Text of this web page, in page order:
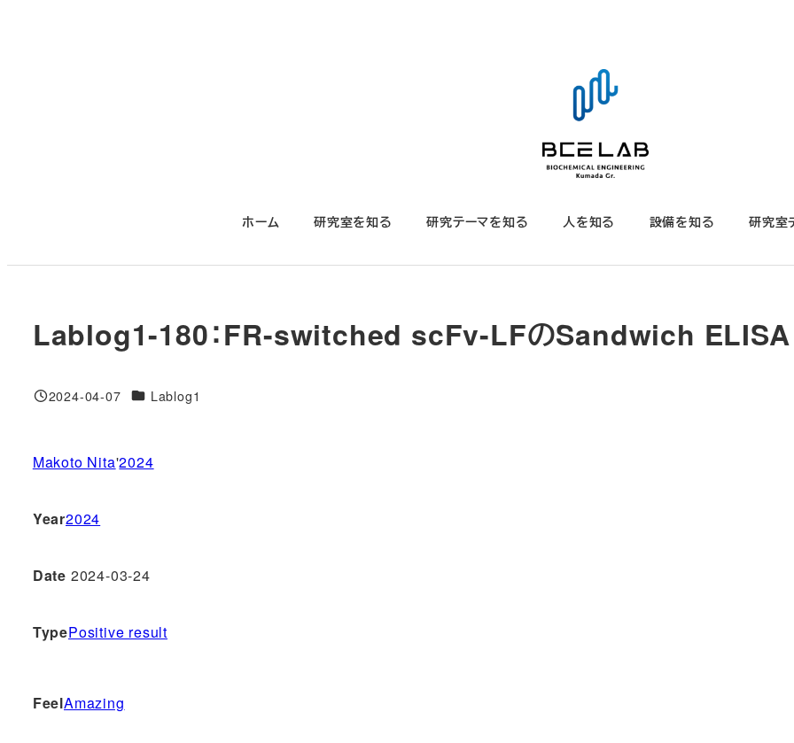
ホーム 研究室を知る 研究テーマを知る 人を知る 設備を知る 研究室
Lablog1-180：FR-switched scFv-LFのSandwich ELISA
投稿日
2024-04-07 対象DBLablog1
Makoto Nita'2024
Year2024
Date 2024-03-24
TypePositive result
FeelAmazing